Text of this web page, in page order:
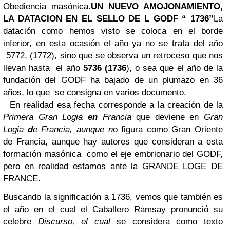
Obediencia masónica.UN NUEVO AMOJONAMIENTO,
LA DATACION EN EL SELLO DE L GODF “ 1736”La
datación como hemos visto se coloca en el borde
inferior, en esta ocasión el año ya no se trata del año
5772, (1772), sino que se observa un retroceso que nos
llevan hasta el año 5736 (1736), o sea que el año de la
fundación del GODF ha bajado de un plumazo en 36
años, lo que se consigna en varios documento.
En realidad esa fecha corresponde a la creación de la
Primera Gran Logia enFranciaque deviene en Gran
Logia de Francia, aunque no figura como Gran Oriente
de Francia, aunque hay autores que consideran a esta
formación masónica como el eje embrionario del GODF,
pero en realidad estamos ante la GRANDE LOGE DE
FRANCE.
Buscando la significación a 1736, vemos que también es
el año en el cual el Caballero Ramsay pronunció su
celebre Discurso, el cualse considera como texto